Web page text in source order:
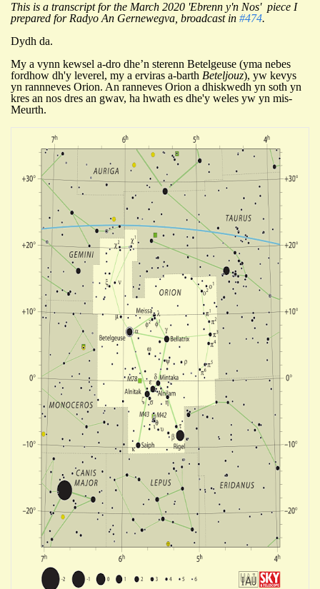
This is a transcript for the March 2020 'Ebrenn y'n Nos' piece I
prepared for Radyo An Gernewegva, broadcast in #474.
Dydh da.
My a vynn kewsel a-dro dhe’n sterenn Betelgeuse (yma nebes
fordhow dh'y leverel, my a erviras a-barth Beteljouz), yw kevys
yn rannneves Orion. An ranneves Orion a dhiskwedh yn soth yn
kres an nos dres an gwav, ha hwath es dhe'y weles yw yn mis-
Meurth.